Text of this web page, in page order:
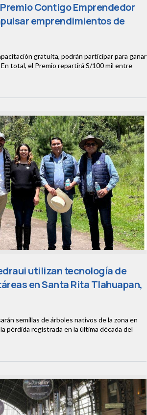
Contigo Emprendedor
emprendimientos de
gratuita, podrán participar para ganar
total, el Premio repartirá S/100 mil entre
utilizan tecnología de
en Santa Rita Tlahuapan,
semillas de árboles nativos de la zona en
pérdida registrada en la última década del